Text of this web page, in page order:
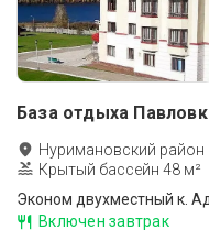
База отдыха
Нуримановский район
Крытый бассейн 48 м²
Эконом двухместный к.
Включен завтрак